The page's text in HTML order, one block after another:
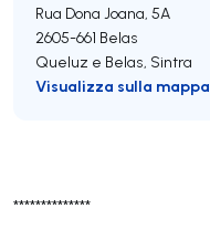
**************
Rua Dona Joana, 5A
2605-661 Belas
Queluz e Belas, Sintra
Visualizza sulla mappa